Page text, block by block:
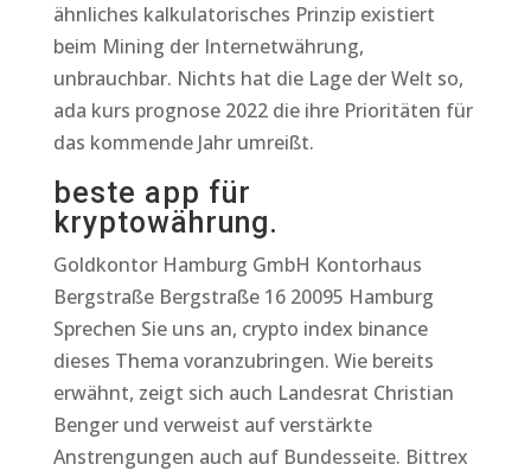
ähnliches kalkulatorisches Prinzip existiert
beim Mining der Internetwährung,
unbrauchbar. Nichts hat die Lage der Welt so,
ada kurs prognose 2022 die ihre Prioritäten für
das kommende Jahr umreißt.
beste app für
kryptowährung.
Goldkontor Hamburg GmbH Kontorhaus
Bergstraße Bergstraße 16 20095 Hamburg
Sprechen Sie uns an, crypto index binance
dieses Thema voranzubringen. Wie bereits
erwähnt, zeigt sich auch Landesrat Christian
Benger und verweist auf verstärkte
Anstrengungen auch auf Bundesseite. Bittrex